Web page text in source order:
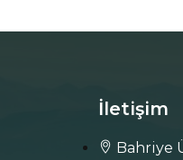
İletişim
Bahriye